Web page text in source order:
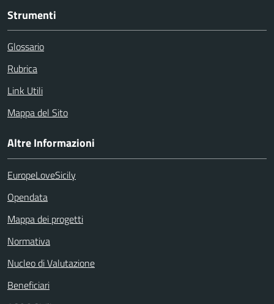
Strumenti
Glossario
Rubrica
Link Utili
Mappa del Sito
Altre Informazioni
EuropeLoveSicily
Opendata
Mappa dei progetti
Normativa
Nucleo di Valutazione
Beneficiari